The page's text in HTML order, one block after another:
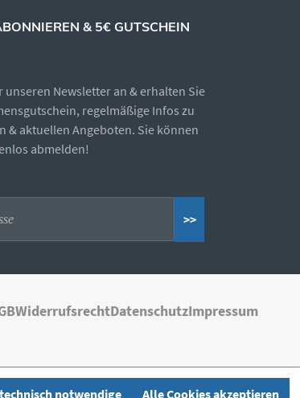
& 5€ GUTSCHEIN
unseren Newsletter an & erhalten Sie
regelmäßige Infos zu
& aktuellen Angeboten. Sie können
abmelden!
>>
WiderrufsrechtDatenschutzImpressum
notwendige Alle Cookies akzeptieren